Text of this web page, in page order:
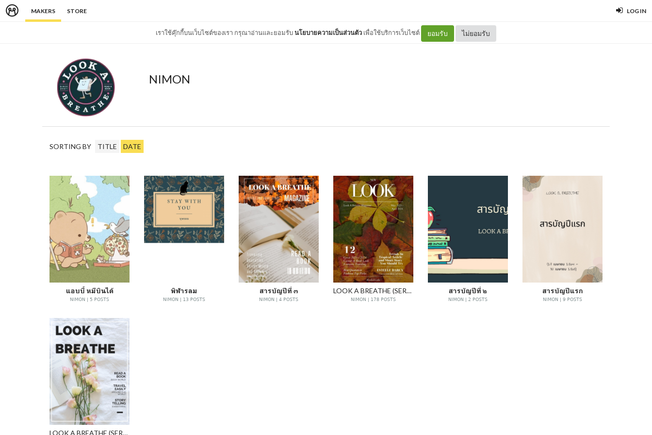
MAKERS STORE LOG IN
เราใช้คุ๊กกี้บนเว็บไซต์ของเรา กรุณาอ่านและยอมรับนโยบายความเป็นส่วนตัว เพื่อใช้บริการเว็บไซต์ ยอมรับ ไม่ยอมรับ
NIMON
SORTING BY TITLE DATE
แอบบี้ หมีบินได้
NIMON | 5 POSTS
พิฬารลม
NIMON | 13 POSTS
สารบัญปีที่ ๓
NIMON | 4 POSTS
LOOK A BREATHE (SERIES 3)
NIMON | 178 POSTS
สารบัญปีที่ ๒
NIMON | 2 POSTS
สารบัญปีแรก
NIMON | 9 POSTS
LOOK A BREATHE (SERIES 1 - 2)